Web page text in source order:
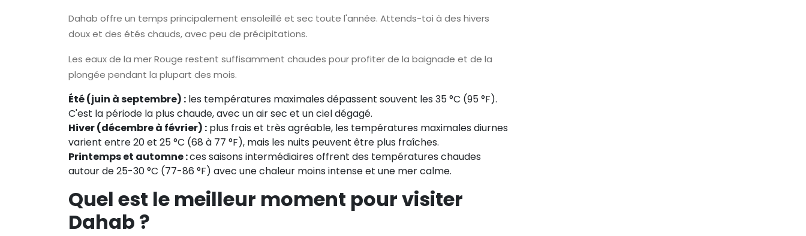
Dahab offre un temps principalement ensoleillé et sec toute l'année. Attends-toi à des hivers
doux et des étés chauds, avec peu de précipitations.
Les eaux de la mer Rouge restent suffisamment chaudes pour profiter de la baignade et de la
plongée pendant la plupart des mois.
Été (juin à septembre) : les températures maximales dépassent souvent les 35 °C (95 °F).
C'est la période la plus chaude, avec un air sec et un ciel dégagé.
Hiver (décembre à février) : plus frais et très agréable, les températures maximales diurnes
varient entre 20 et 25 °C (68 à 77 °F), mais les nuits peuvent être plus fraîches.
Printemps et automne :ces saisons intermédiaires offrent des températures chaudes
autour de 25-30 °C (77-86 °F) avec une chaleur moins intense et une mer calme.
Quel est le meilleur moment pour visiter
Dahab ?